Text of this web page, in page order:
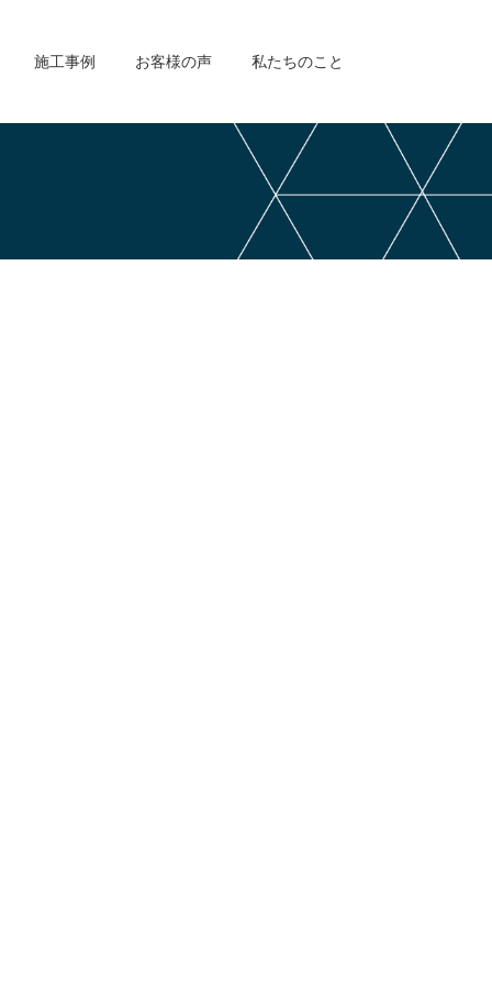
施工事例 お客様の声 私たちのこと